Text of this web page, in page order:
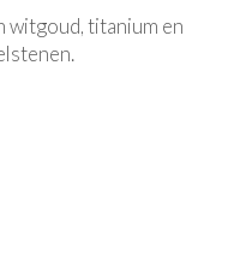
witgoud, titanium en